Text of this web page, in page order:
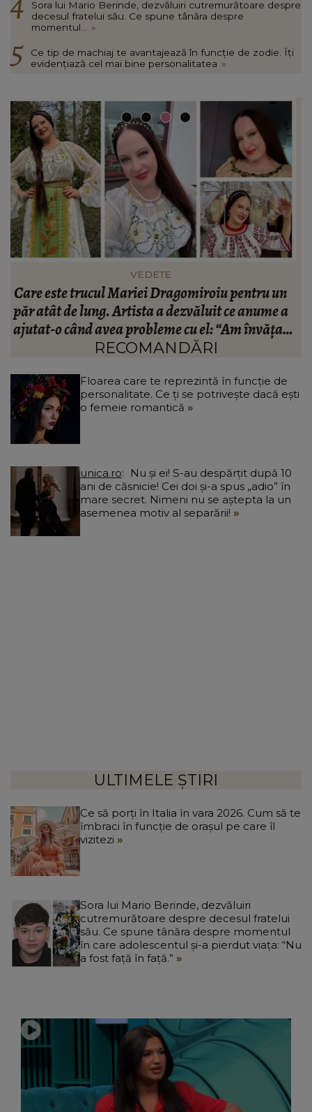
Sora lui Mario Berinde, dezvăluiri cutremurătoare despre
decesul fratelui său. Ce spune tânăra despre
momentul...
»
Ce tip de machiaj te avantajează în funcție de zodie. Îți
evidențiază cel mai bine personalitatea »
FASHION
Ce să porți în Italia în vara 2026. Cum să te
îmbraci în funcție de orașul pe care îl vizitezi
RECOMANDĂRI
Floarea care te reprezintă în funcție de
personalitate. Ce ți se potrivește dacă ești
o femeie romantică
unica.ro
ani de căsnicie! Cei doi și-a spus „adio” în
mare secret. Nimeni nu se aștepta la un
asemenea motiv al separării!
ULTIMELE ȘTIRI
Ce să porți în Italia în vara 2026. Cum să te
îmbraci în funcție de orașul pe care îl
vizitezi
Sora lui Mario Berinde, dezvăluiri
cutremurătoare despre decesul fratelui
său. Ce spune tânăra despre momentul
în care adolescentul și-a pierdut viața: “Nu
a fost față în față.”